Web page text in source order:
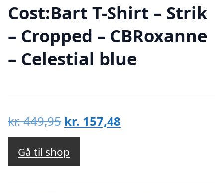
Cost:Bart T-Shirt – Strik
– Cropped – CBRoxanne
– Celestial blue
kr.449,95 Den
oprindelige
pris
var:
kr. 449,95.
kr. 157,48
kr. 157,48.
Gå til shop